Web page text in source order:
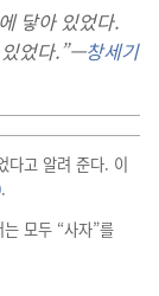
닿아 있었다.
있었다.”—창세기
다고 알려 준다. 이
.
모두 “사자”를